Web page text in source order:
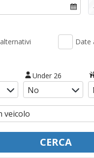
Date
Under 26
CERCA